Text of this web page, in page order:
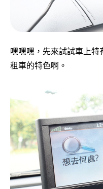
嘿嘿嘿，先來試試車上特
租車的特色啊。